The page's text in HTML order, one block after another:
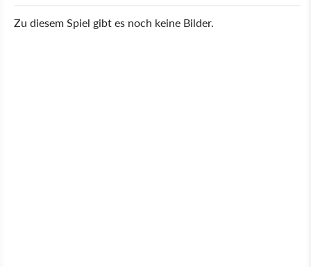
Zu diesem Spiel gibt es noch keine Bilder.